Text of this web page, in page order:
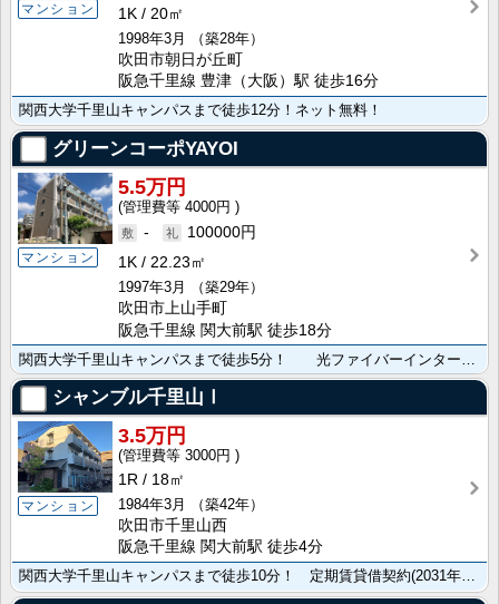
マンション
1K
20㎡
1998年3月
（築28年）
吹田市朝日が丘町
阪急千里線 豊津（大阪）駅 徒歩16分
関西大学千里山キャンパスまで徒歩12分！ネット無料！
グリーンコーポYAYOI
マンション
5.5万円
4000円
-
100000円
1K
22.23㎡
1997年3月
（築29年）
吹田市上山手町
阪急千里線 関大前駅 徒歩18分
シャンブル千里山Ⅰ
マンション
3.5万円
3000円
1R
18㎡
1984年3月
（築42年）
吹田市千里山西
阪急千里線 関大前駅 徒歩4分
関西大学千里山キャンパスまで徒歩10分！ 定期賃貸借契約(2031年3月31日まで)！ ネット無料！･･･